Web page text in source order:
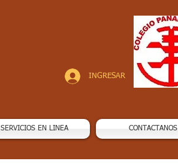
INGRESAR
SERVICIOS EN LINEA CONTACTANOS